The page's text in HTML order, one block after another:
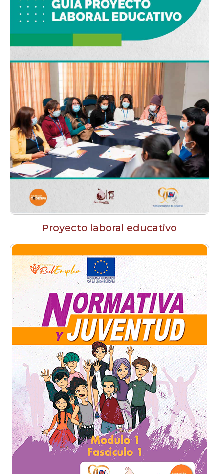
Proyecto laboral educativo